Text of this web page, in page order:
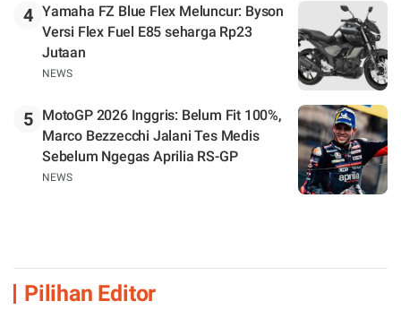
4 Yamaha FZ Blue Flex Meluncur: Byson
Versi Flex Fuel E85 seharga Rp23
Jutaan
NEWS
5
MotoGP 2026 Inggris: Belum Fit 100%,
Marco Bezzecchi Jalani Tes Medis
Sebelum Ngegas Aprilia RS-GP
NEWS
Pilihan Editor